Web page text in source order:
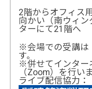
2階からオフィス
向かい（南ウィ
ターにて21階へ
※会場での受講は
す。
※併せてインター
（Zoom）を行い
ライブ配信協力：